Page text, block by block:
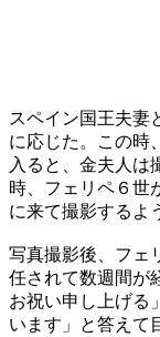
スペイン国王夫妻
に応じた。この時
入ると、金夫人は
時、フェリペ６世
に来て撮影するよ
写真撮影後、フェ
任されて数週間が
お祝い申し上げる
います」と答えて